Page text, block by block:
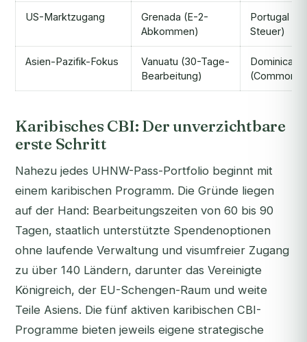
US-Marktzugang
Grenada (E-2-
Abkommen)
Portugal
Steuer)
Asien-Pazifik-Fokus
Vanuatu (30-Tage-
Bearbeitung)
Dominica
Karibisches CBI: Der unverzichtbare
erste Schritt
Nahezu jedes UHNW-Pass-Portfolio beginnt mit
einem karibischen Programm. Die Gründe liegen
auf der Hand: Bearbeitungszeiten von 60 bis 90
Tagen, staatlich unterstützte Spendenoptionen
ohne laufende Verwaltung und visumfreier Zugang
zu über 140 Ländern, darunter das Vereinigte
Königreich, der EU-Schengen-Raum und weite
Teile Asiens. Die fünf aktiven karibischen CBI-
Programme bieten jeweils eigene strategische